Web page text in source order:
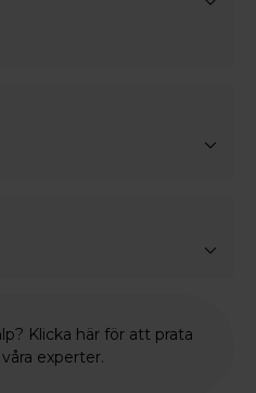
Klicka här för att prata
experter.